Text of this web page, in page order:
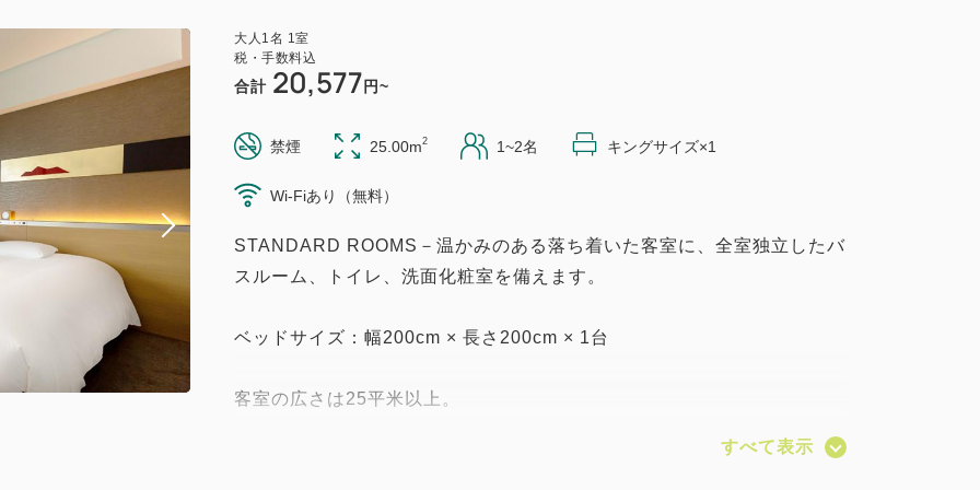
大人 1名 1室
税・手数料込
合計 20,577 円~
禁煙 25.00m2 1~2名 キングサイズ×1
Wi-Fiあり（無料）
STANDARD ROOMS－温かみのある落ち着いた客室に、全室独立したバ
スルーム、トイレ、洗面化粧室を備えます。
ベッドサイズ：幅200cm × 長さ200cm × 1台
客室の広さは25平米以上。
すべて表示